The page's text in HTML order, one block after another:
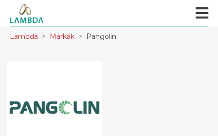
Lambda Márkák Pangolin